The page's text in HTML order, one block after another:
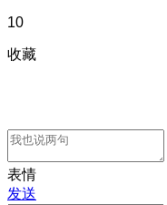
10
收藏
表情
发送